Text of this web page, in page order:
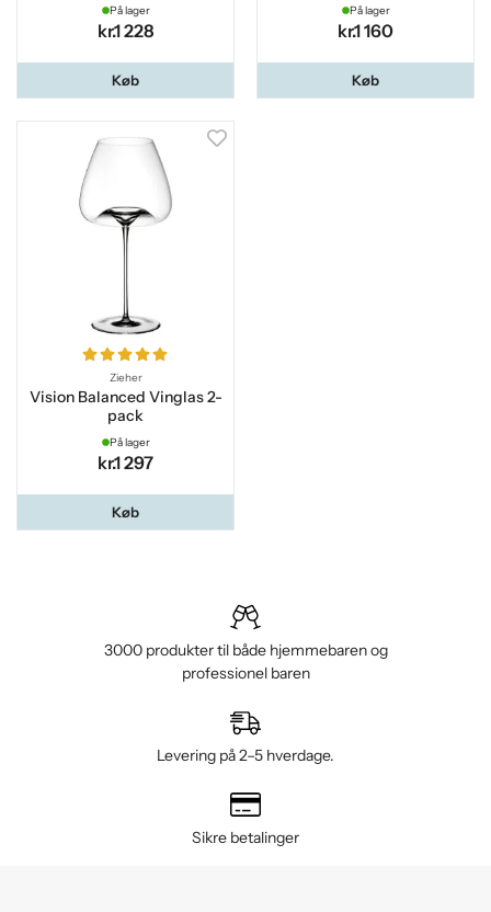
På lager
kr.1 228
Køb
På lager
kr.1 160
Køb
Zieher
Vision Balanced Vinglas 2-
pack
På lager
kr.1 297
Køb
3000 produkter til både hjemmebaren og
professionel baren
Levering på 2–5 hverdage.
Sikre betalinger